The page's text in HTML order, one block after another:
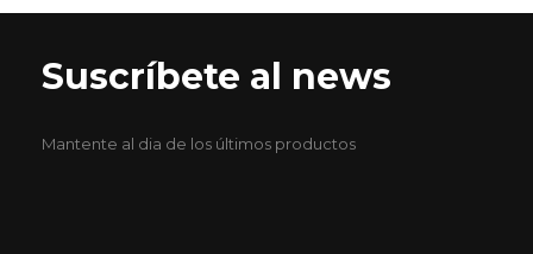
Suscríbete al news
Mantente al dia de los últimos productos